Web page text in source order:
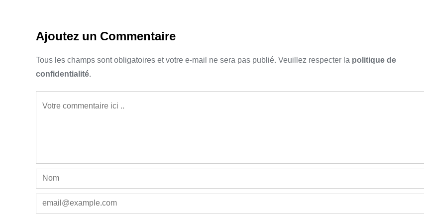
Ajoutez un Commentaire
Tous les champs sont obligatoires et votre e-mail ne sera pas publié. Veuillez respecter lapolitique de
confidentialité.